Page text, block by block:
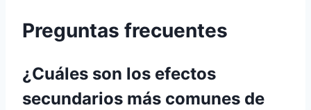
Preguntas frecuentes
¿Cuáles son los efectos
secundarios más comunes de